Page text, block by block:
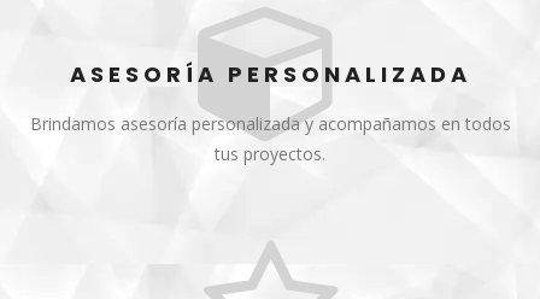
ASESORÍA PERSONALIZADA
Brindamos asesoría personalizada y acompañamos en todos
tus proyectos.